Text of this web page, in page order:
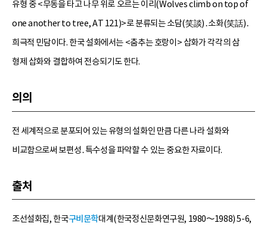
유형 중 <무동을 타고 나무 위로 오르는 이리(Wolves climb on top of
one another to tree, AT 121)>로 분류되는 소담(笑談)․소화(笑話)․
희극적 민담이다. 한국 설화에서는 <춤추는 호랑이> 삽화가 각각의 삼
형제 삽화와 결합하여 전승되기도 한다.
의의
전 세계적으로 분포되어 있는 유형의 설화인 만큼 다른 나라 설화와
비교함으로써 보편성․특수성을 파악할 수 있는 중요한 자료이다.
출처
조선설화집, 한국구비문학대계(한국정신문화연구원, 1980～1988) 5-6,